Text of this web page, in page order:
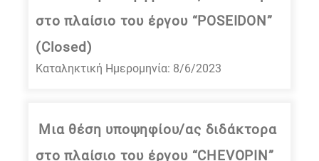
στο πλαίσιο του έργου “POSEIDON”
(Closed)
Καταληκτική Ημερομηνία: 8/6/2023
Μια θέση υποψηφίου/ας διδάκτορα
στο πλαίσιο του έργου “CHEVOPIN”